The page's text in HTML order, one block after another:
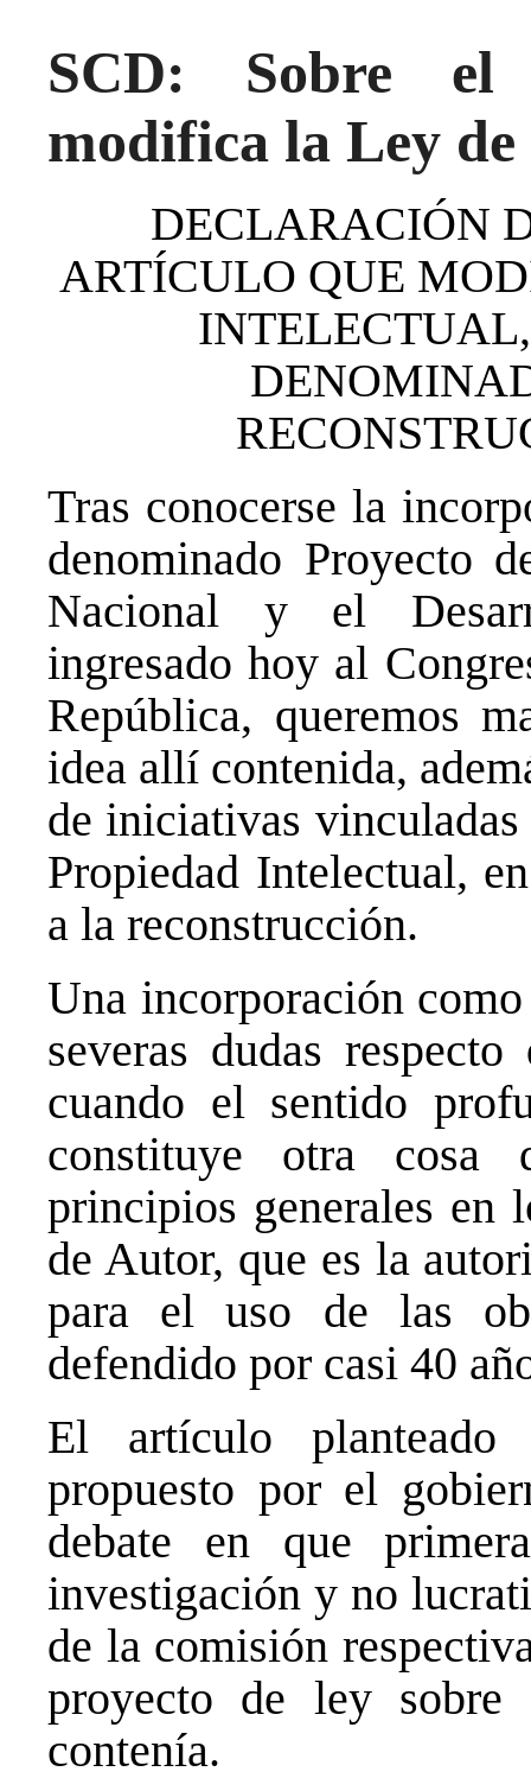
SCD: Sobre
modifica la Ley
DECLARACIÓN
ARTÍCULO QUE
Tras conocerse la
denominado Proyecto
Nacional y el
ingresado hoy al
República, queremos
idea allí contenida,
de iniciativas
Propiedad Intelectual,
a la reconstrucción.
Una incorporación
severas dudas
cuando el sentido
constituye otra cosa
principios generales en
de Autor, que es la
para el uso de las
defendido por casi 40
El artículo
propuesto por el
debate en que
investigación y no
de la comisión
proyecto de ley
contenía.